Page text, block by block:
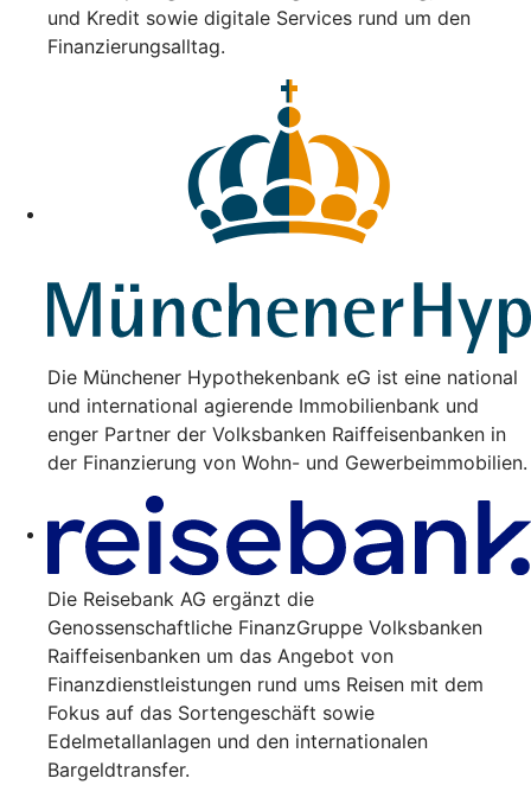
und Kredit sowie digitale Services rund um den
Finanzierungsalltag.
Die Münchener Hypothekenbank eG ist eine national
und international agierende Immobilienbank und
enger Partner der Volksbanken Raiffeisenbanken in
der Finanzierung von Wohn- und Gewerbeimmobilien.
Die Reisebank AG ergänzt die
Genossenschaftliche FinanzGruppe Volksbanken
Raiffeisenbanken um das Angebot von
Finanzdienstleistungen rund ums Reisen mit dem
Fokus auf das Sortengeschäft sowie
Edelmetallanlagen und den internationalen
Bargeldtransfer.